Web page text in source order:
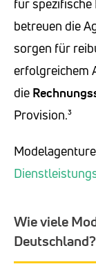
für
betreuen die
sorgen für
erfolgreichem
die
Provision.³
Wie viele
Deutschland?